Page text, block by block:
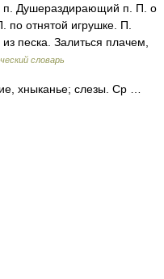
п. Душераздирающий п. П. о
отнятой игрушке. П.
песка. Залиться плачем,
словарь
хныканье; слезы. Ср …